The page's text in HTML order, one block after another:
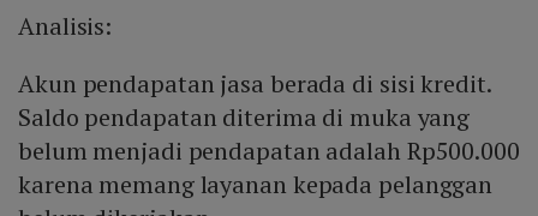
Analisis:
Akun pendapatan jasa berada di sisi kredit.
Saldo pendapatan diterima di muka yang
belum menjadi pendapatan adalah Rp500.000
karena memang layanan kepada pelanggan